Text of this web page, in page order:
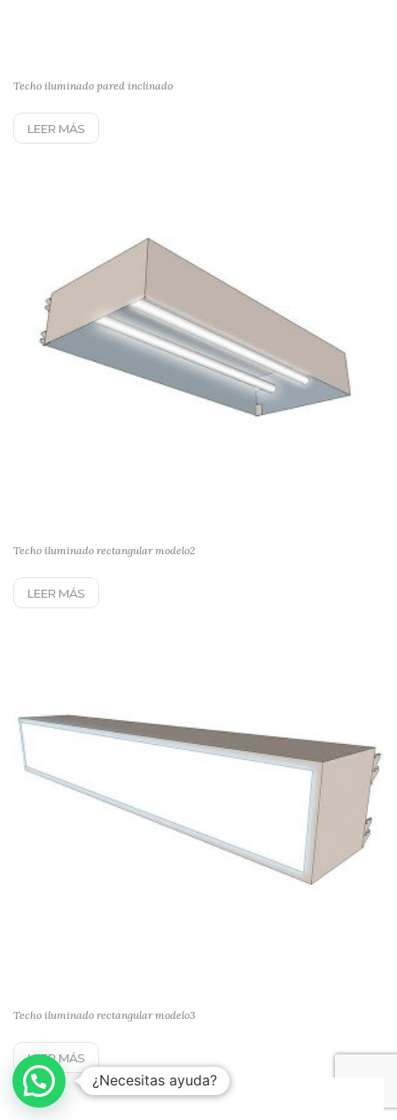
Techo iluminado pared inclinado
LEER MÁS
Techo iluminado rectangular modelo2
LEER MÁS
Techo iluminado rectangular modelo3
LEER MÁS
¿Necesitas ayuda?